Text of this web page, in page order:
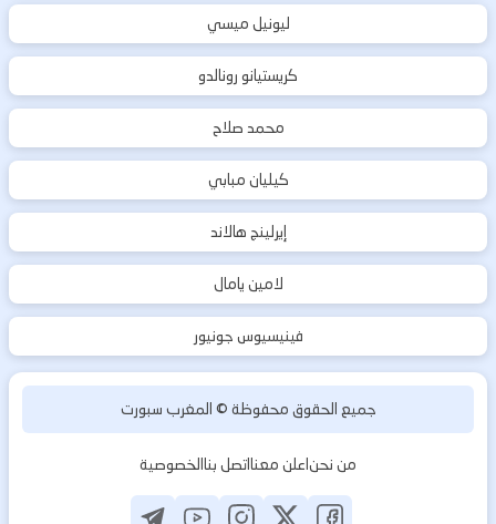
ليونيل ميسي
كريستيانو رونالدو
محمد صلاح
كيليان مبابي
إيرلينج هالاند
لامين يامال
فينيسيوس جونيور
جميع الحقوق محفوظة ©المغرب سبورت
من نحناعلن معنااتصل بناالخصوصية